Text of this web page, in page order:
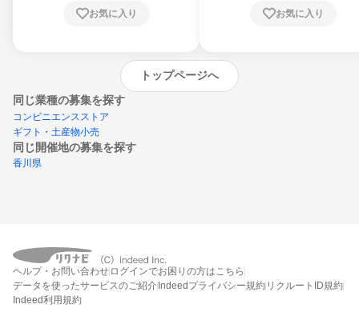
お気に入り お気に入り
トップページへ
同じ業種の募集を探す
コンビニエンスストア
ギフト・土産物小売
同じ開催地の募集を探す
香川県
エントリーするとプログラムの詳細案内を
受け取れるようになります
ヘルプ・お問い合わせ ログインでお困りの方はこちら
データを使ったサービスのご紹介 Indeedプライバシー規約 リクルートID規約
Indeed利用規約